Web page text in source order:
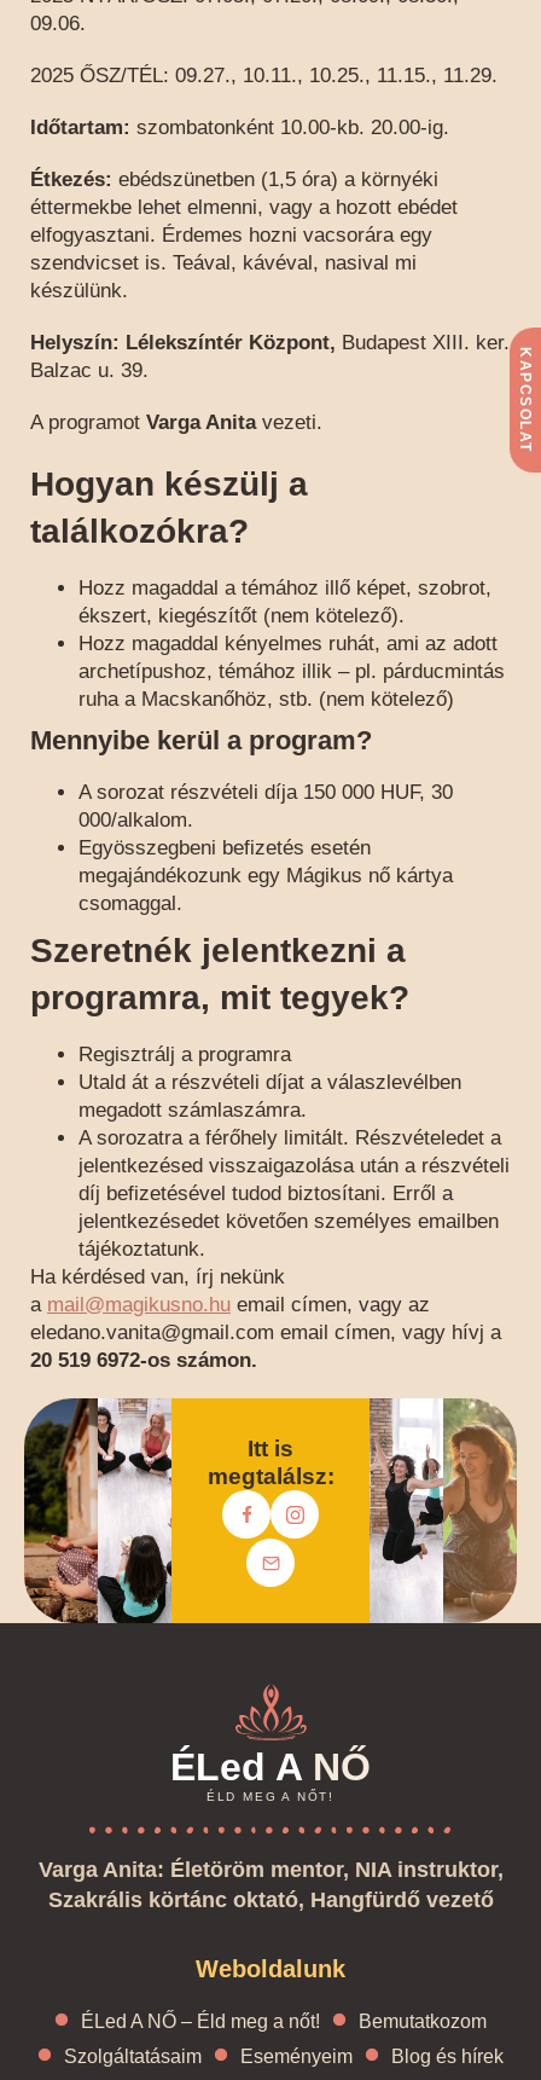
KAPCSOLAT
09.06.
2025 ŐSZ/TÉL: 09.27., 10.11., 10.25., 11.15., 11.29.
Időtartam: szombatonként 10.00-kb. 20.00-ig.
Étkezés: ebédszünetben (1,5 óra) a környéki
éttermekbe lehet elmenni, vagy a hozott ebédet
elfogyasztani. Érdemes hozni vacsorára egy
szendvicset is. Teával, kávéval, nasival mi
készülünk.
Helyszín: Lélekszíntér Központ, Budapest XIII. ker.
Balzac u. 39.
A programot Varga Anitavezeti.
Hogyan készülj a
találkozókra?
Hozz magaddal a témához illő képet, szobrot,
ékszert, kiegészítőt (nem kötelező).
Hozz magaddal kényelmes ruhát, ami az adott
archetípushoz, témához illik – pl. párducmintás
ruha a Macskanőhöz, stb. (nem kötelező)
Mennyibe kerül a program?
A sorozat részvételi díja 150 000 HUF, 30
000/alkalom.
Egyösszegbeni befizetés esetén
megajándékozunk egy Mágikus nő kártya
csomaggal.
Szeretnék jelentkezni a
programra, mit tegyek?
Regisztrálj a programra
Utald át a részvételi díjat a válaszlevélben
megadott számlaszámra.
A sorozatra a férőhely limitált. Részvételedet a
jelentkezésed visszaigazolása után a részvételi
díj befizetésével tudod biztosítani. Erről a
jelentkezésedet követően személyes emailben
tájékoztatunk.
Ha kérdésed van, írj nekünk
a mail@magikusno.hu email címen, vagy az
eledano.vanita@gmail.com email címen, vagy hívj a
20 519 6972-os számon.
Itt is
megtalálsz:
ÉLed A NŐ
ÉLD MEG A NŐT!
Varga Anita: Életöröm mentor, NIA instruktor,
Szakrális körtánc oktató, Hangfürdő vezető
Weboldalunk
ÉLed A NŐ – Éld meg a nőt!
Bemutatkozom
Szolgáltatásaim
Eseményeim
Blog és hírek